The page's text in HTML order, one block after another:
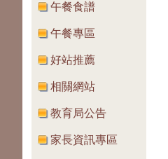
午餐食譜
午餐專區
好站推薦
相關網站
教育局公告
家長資訊專區